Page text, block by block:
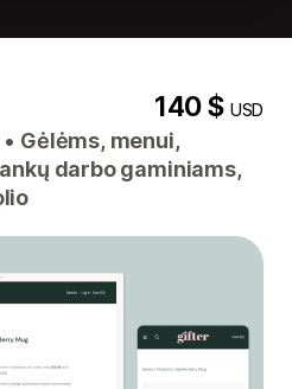
140 $USD
• Gėlėms, menui,
darbo gaminiams,